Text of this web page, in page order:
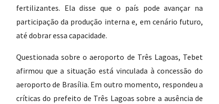
fertilizantes. Ela disse que o país pode avançar na
participação da produção interna e, em cenário futuro,
até dobrar essa capacidade.
Questionada sobre o aeroporto de Três Lagoas, Tebet
afirmou que a situação está vinculada à concessão do
aeroporto de Brasília. Em outro momento, respondeu a
críticas do prefeito de Três Lagoas sobre a ausência de